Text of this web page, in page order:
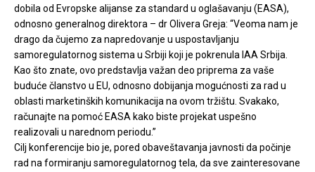
dobila od Evropske alijanse za standard u oglašavanju (EASA),
odnosno generalnog direktora – dr Olivera Greja: “Veoma nam je
drago da čujemo za napredovanje u uspostavljanju
samoregulatornog sistema u Srbiji koji je pokrenula IAA Srbija.
Kao što znate, ovo predstavlja važan deo priprema za vaše
buduće članstvo u EU, odnosno dobijanja mogućnosti za rad u
oblasti marketinških komunikacija na ovom tržištu. Svakako,
računajte na pomoć EASA kako biste projekat uspešno
realizovali u narednom periodu.”
Cilj konferencije bio je, pored obaveštavanja javnosti da počinje
rad na formiranju samoregulatornog tela, da sve zainteresovane